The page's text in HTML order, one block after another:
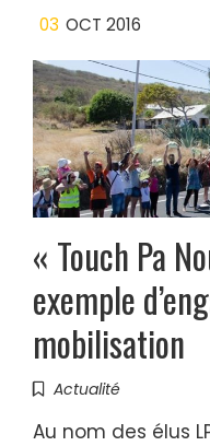
03 OCT 2016
« Touch Pa
exemple
mobilisation
Actualité
Au nom des élus